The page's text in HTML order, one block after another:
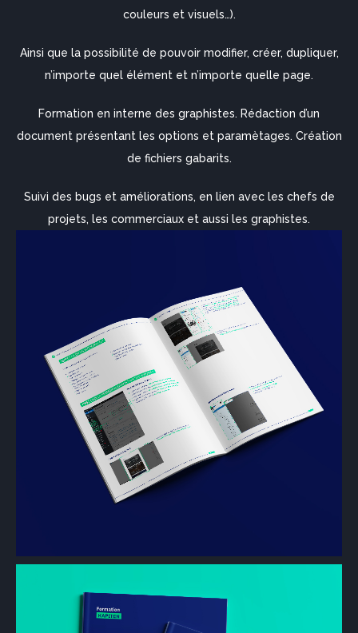
couleurs et visuels…).
Ainsi que la possibilité de pouvoir modifier, créer, dupliquer,
n’importe quel élément et n’importe quelle page.
Formation en interne des graphistes. Rédaction d’un
document présentant les options et paramètages. Création
de fichiers gabarits.
Suivi des bugs et améliorations, en lien avec les chefs de
projets, les commerciaux et aussi les graphistes.